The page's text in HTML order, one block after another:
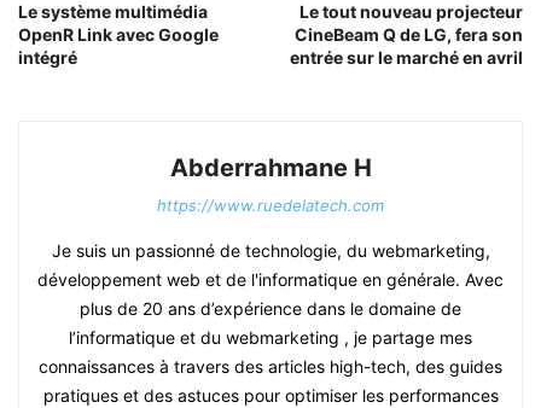
Le système multimédia
OpenR Link avec Google
intégré
Le tout nouveau projecteur
CineBeam Q de LG, fera son
entrée sur le marché en avril
Abderrahmane H
https://www.ruedelatech.com
Je suis un passionné de technologie, du webmarketing,
développement web et de l'informatique en générale. Avec
plus de 20 ans d’expérience dans le domaine de
l’informatique et du webmarketing , je partage mes
connaissances à travers des articles high-tech, des guides
pratiques et des astuces pour optimiser les performances